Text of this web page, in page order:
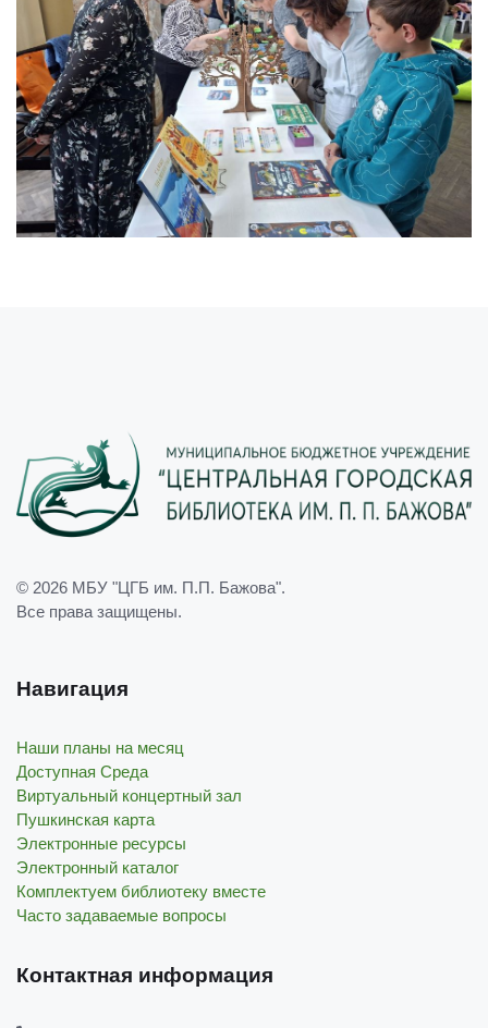
© 2026 МБУ "ЦГБ им. П.П. Бажова".
Все права защищены.
Навигация
Наши планы на месяц
Доступная Среда
Виртуальный концертный зал
Пушкинская карта
Электронные ресурсы
Электронный каталог
Комплектуем библиотеку вместе
Часто задаваемые вопросы
Контактная информация